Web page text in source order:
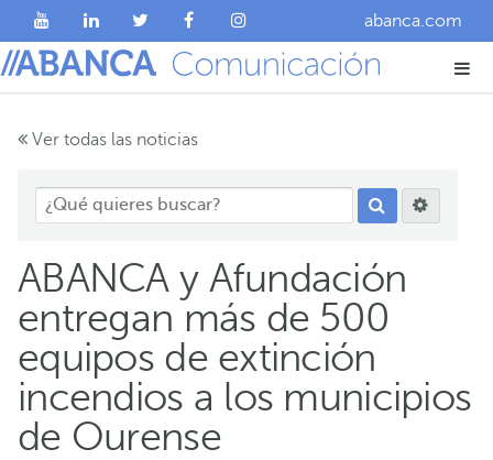
abanca.com
Ver todas las noticias
ABANCA y Afundación
entregan más de 500
equipos de extinción
incendios a los municipios
de Ourense